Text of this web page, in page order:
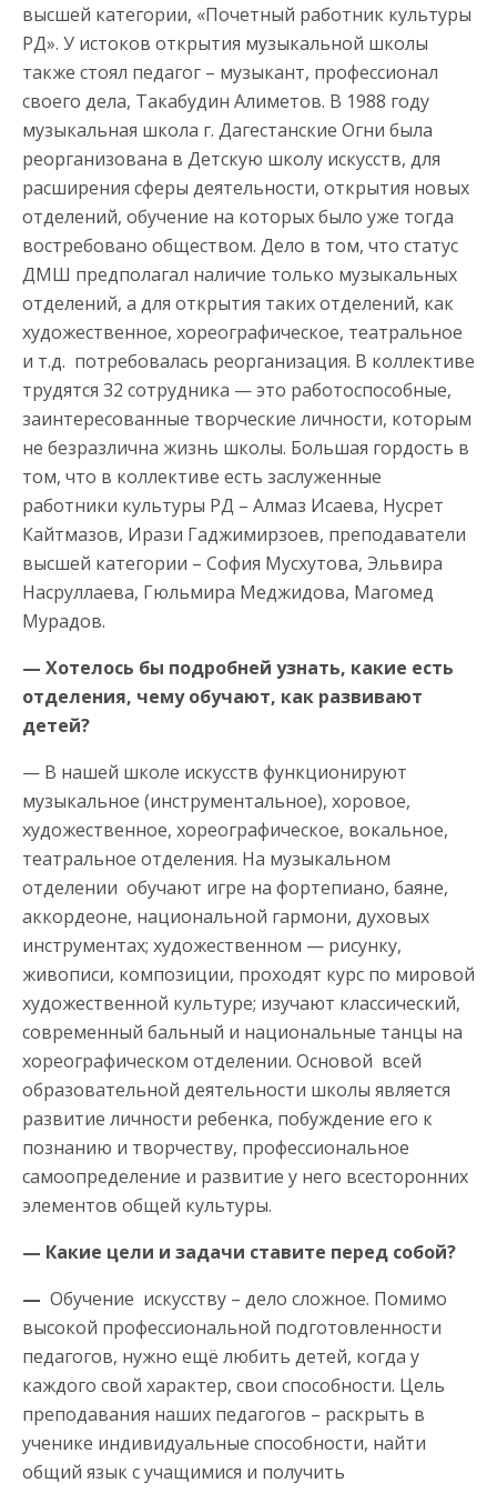
высшей категории, «Почетный работник культуры
РД». У истоков открытия музыкальной школы
также стоял педагог – музыкант, профессионал
своего дела, Такабудин Алиметов. В 1988 году
музыкальная школа г. Дагестанские Огни была
реорганизована в Детскую школу искусств, для
расширения сферы деятельности, открытия новых
отделений, обучение на которых было уже тогда
востребовано обществом. Дело в том, что статус
ДМШ предполагал наличие только музыкальных
отделений, а для открытия таких отделений, как
художественное, хореографическое, театральное
и т.д. потребовалась реорганизация. В коллективе
трудятся 32 сотрудника — это работоспособные,
заинтересованные творческие личности, которым
не безразлична жизнь школы. Большая гордость в
том, что в коллективе есть заслуженные
работники культуры РД – Алмаз Исаева, Нусрет
Кайтмазов, Ирази Гаджимирзоев, преподаватели
высшей категории – София Мусхутова, Эльвира
Насруллаева, Гюльмира Меджидова, Магомед
Мурадов.
— Хотелось бы подробней узнать, какие есть
отделения, чему обучают, как развивают
детей?
— В нашей школе искусств функционируют
музыкальное (инструментальное), хоровое,
художественное, хореографическое, вокальное,
театральное отделения. На музыкальном
отделении обучают игре на фортепиано, баяне,
аккордеоне, национальной гармони, духовых
инструментах; художественном — рисунку,
живописи, композиции, проходят курс по мировой
художественной культуре; изучают классический,
современный бальный и национальные танцы на
хореографическом отделении. Основой всей
образовательной деятельности школы является
развитие личности ребенка, побуждение его к
познанию и творчеству, профессиональное
самоопределение и развитие у него всесторонних
элементов общей культуры.
— Какие цели и задачи ставите перед собой?
— Обучение искусству – дело сложное. Помимо
высокой профессиональной подготовленности
педагогов, нужно ещё любить детей, когда у
каждого свой характер, свои способности. Цель
преподавания наших педагогов – раскрыть в
ученике индивидуальные способности, найти
общий язык с учащимися и получить